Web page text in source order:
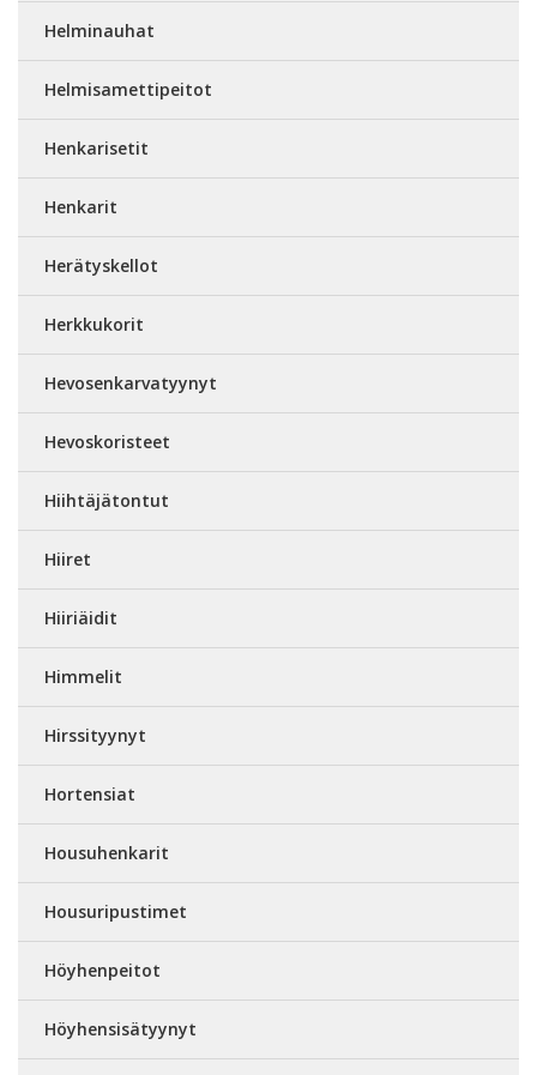
Helminauhat
Helmisamettipeitot
Henkarisetit
Henkarit
Herätyskellot
Herkkukorit
Hevosenkarvatyynyt
Hevoskoristeet
Hiihtäjätontut
Hiiret
Hiiriäidit
Himmelit
Hirssityynyt
Hortensiat
Housuhenkarit
Housuripustimet
Höyhenpeitot
Höyhensisätyynyt